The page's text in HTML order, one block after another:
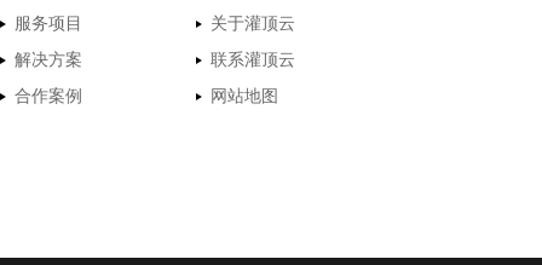
服务项目
关于灌顶云
解决方案
联系灌顶云
合作案例
网站地图